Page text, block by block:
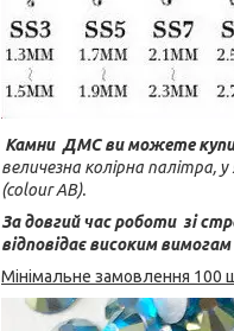
Камни ДМС ви можете
величезна колірна палітра,
(colour AB).
За довгий час роботи зі
відповідає високим
Мінімальне замовлення 100